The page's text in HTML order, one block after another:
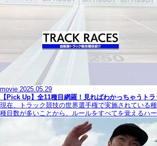
movie 2025.05.29
【Pick Up】全11種目網羅！見ればわかっちゃうト
現在、トラック競技の世界選手権で実施されている
種目数が多いことから、ルールをすべてを覚えるハ